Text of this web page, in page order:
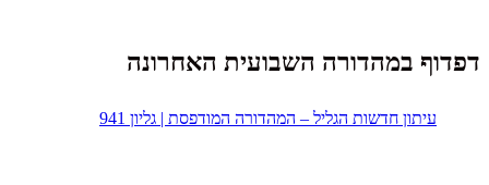
דפדוף במהדורה השבועית האחרונה
עיתון חדשות הגליל – המהדורה המודפסת | גליון 941